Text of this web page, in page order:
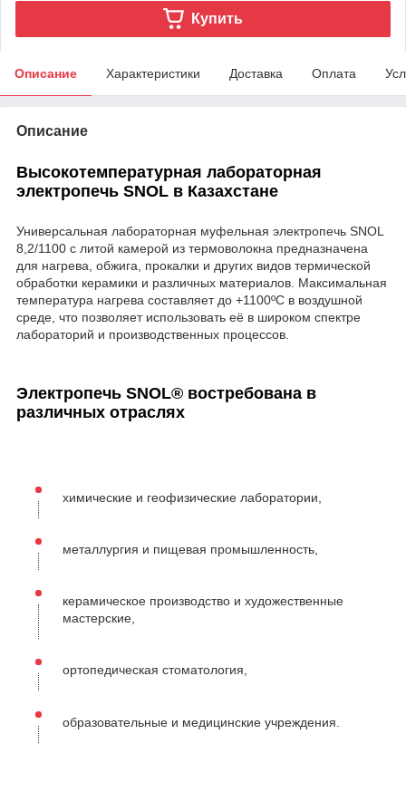
Купить
Описание Характеристики Доставка Оплата
Описание
Высокотемпературная лабораторная
электропечь SNOL в Казахстане
Универсальная лабораторная муфельная электропечь SNOL
8,2/1100 с литой камерой из термоволокна предназначена
для нагрева, обжига, прокалки и других видов термической
обработки керамики и различных материалов. Максимальная
температура нагрева составляет до +1100ºC в воздушной
среде, что позволяет использовать её в широком спектре
лабораторий и производственных процессов.
Электропечь SNOL® востребована в
различных отраслях
химические и геофизические лаборатории,
металлургия и пищевая промышленность,
керамическое производство и художественные
мастерские,
ортопедическая стоматология,
образовательные и медицинские учреждения.